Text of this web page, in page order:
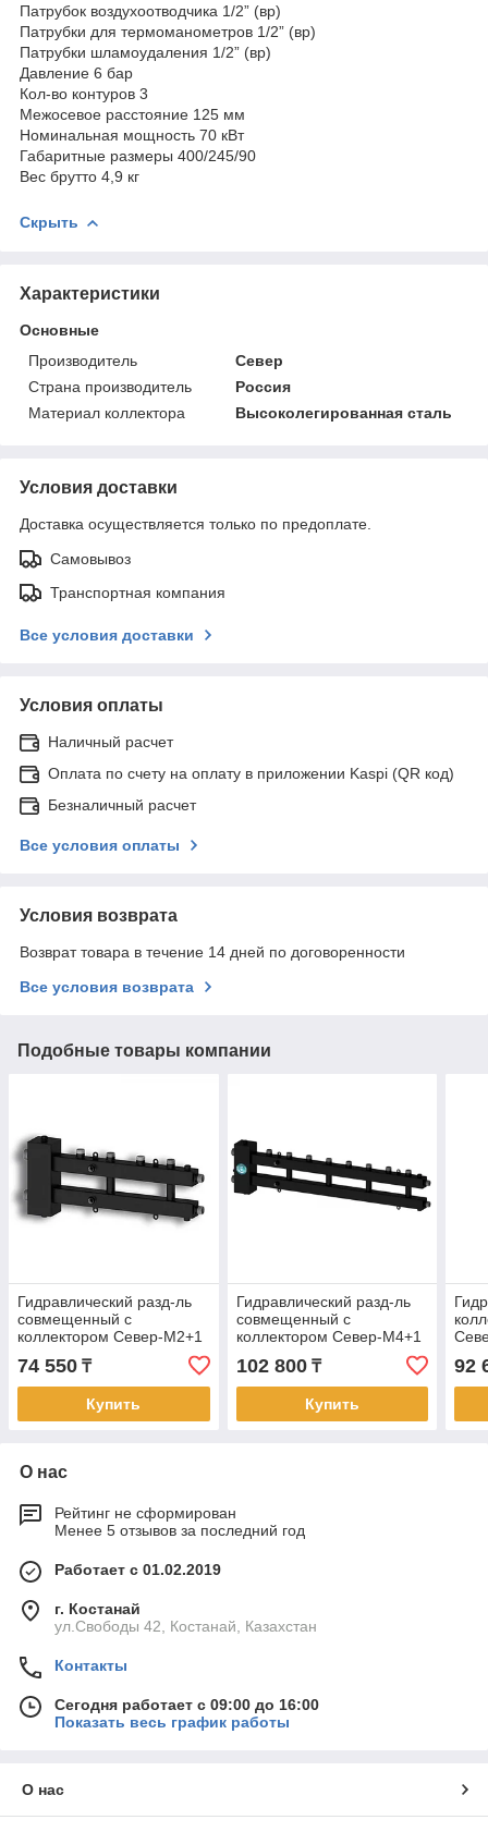
Патрубок воздухоотводчика 1/2” (вр)
Патрубки для термоманометров 1/2” (вр)
Патрубки шламоудаления 1/2” (вр)
Давление 6 бар
Кол-во контуров 3
Межосевое расстояние 125 мм
Номинальная мощность 70 кВт
Габаритные размеры 400/245/90
Вес брутто 4,9 кг
Скрыть
Характеристики
Основные
Производитель
Север
Страна производитель
Россия
Материал коллектора
Высоколегированная сталь
Условия доставки
Доставка осуществляется только по предоплате.
Самовывоз
Транспортная компания
Все условия доставки
Условия оплаты
Наличный расчет
Оплата по счету на оплату в приложении Kaspi (QR код)
Безналичный расчет
Все условия оплаты
Условия возврата
Возврат товара в течение 14 дней по договоренности
Все условия возврата
Подобные товары компании
Гидравлический разд-ль
совмещенный с
коллектором Север-M2+1
74 550 ₸
Купить
Гидравлический разд-ль
совмещенный с
коллектором Север-M4+1
102 800₸
Купить
92
О нас
Рейтинг не сформирован
Менее 5 отзывов за последний год
Работает с 01.02.2019
г. Костанай
ул.Свободы 42, Костанай, Казахстан
Контакты
Сегодня работает с 09:00 до 16:00
Показать весь график работы
О нас